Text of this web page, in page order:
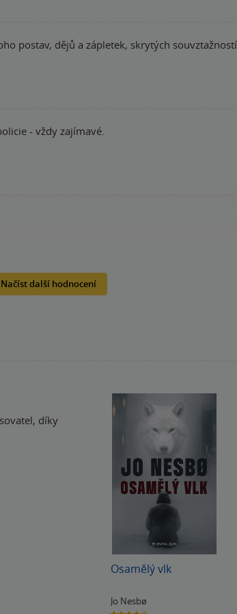
postav, dějů a zápletek, skrytých
- vždy zajímavé.
Načíst další hodnocení
díky
Osamělý vlk
Jo Nesbø